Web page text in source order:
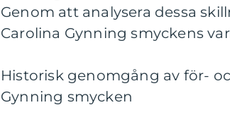
Genom att analysera dessa
Carolina Gynning smyckens
Historisk genomgång av för-
Gynning smycken